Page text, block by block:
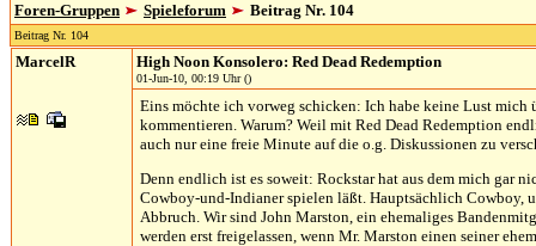
Foren-Gruppen Spieleforum Beitrag Nr. 104
Beitrag Nr. 104
MarcelR High Noon Konsolero: Red Dead Redemption
01-Jun-10, 00:19 Uhr ()
Eins möchte ich vorweg schicken: Ich habe keine Lust
kommentieren. Warum? Weil mit Red Dead Redemption
auch nur eine freie Minute auf die o.g. Diskussionen zu
Denn endlich ist es soweit: Rockstar hat aus dem mich gar
Cowboy-und-Indianer spielen läßt. Hauptsächlich Cowboy,
Abbruch. Wir sind John Marston, ein ehemaliges
werden erst freigelassen, wenn Mr. Marston einen seiner